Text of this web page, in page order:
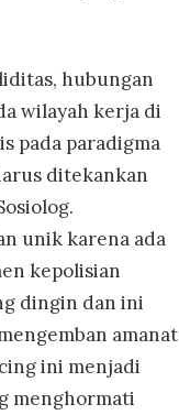
hubungan
wilayah kerja di
pada paradigma
ditekankan
unik karena ada
kepolisian
dingin dan ini
amanat
ini menjadi
menghormati